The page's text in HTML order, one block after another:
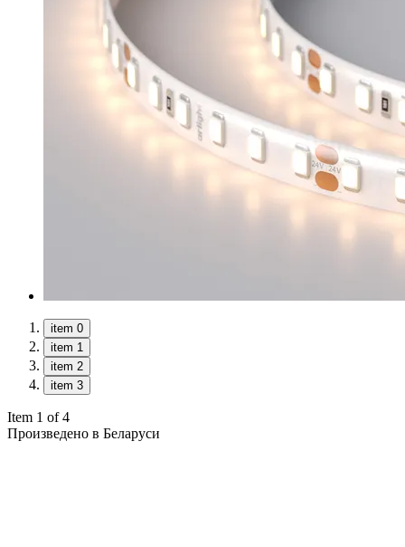
item 0
item 1
item 2
item 3
Item 1 of 4
Произведено в Беларуси